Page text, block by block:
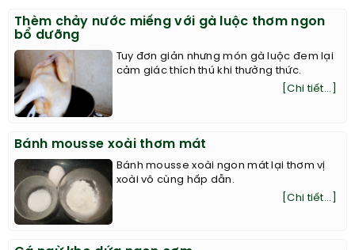
Thèm chảy nước miếng với gà luộc thơm ngon
bổ dưỡng
Tuy đơn giản nhưng món gà luộc đem lại
cảm giác thích thú khi thưởng thức.
[Chi tiết...]
Bánh mousse xoài thơm mát
Bánh mousse xoài ngon mát lại thơm vị
xoài vô cùng hấp dẫn.
[Chi tiết...]